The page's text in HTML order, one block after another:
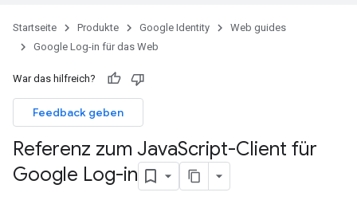
Startseite Produkte Google Identity
Web guides
Google Log-in für das Web
War das hilfreich?
Feedback geben
Referenz zum JavaScript-Client für
Google Log-in